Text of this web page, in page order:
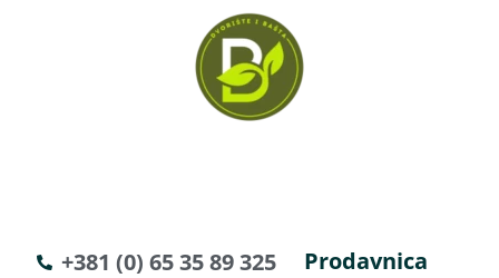
+381 (0) 65 35 89 325
Prodavnica